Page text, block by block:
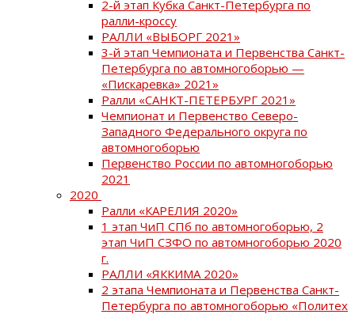
2-й этап Кубка Санкт-Петербурга по
ралли-кроссу
РАЛЛИ «ВЫБОРГ 2021»
3-й этап Чемпионата и Первенства Санкт-
Петербурга по автомногоборью —
«Пискаревка» 2021»
Ралли «САНКТ-ПЕТЕРБУРГ 2021»
Чемпионат и Первенство Северо-
Западного Федерального округа по
автомногоборью
Первенство России по автомногоборью
2021
2020
Ралли «КАРЕЛИЯ 2020»
1 этап ЧиП СПб по автомногоборью, 2
этап ЧиП СЗФО по автомногоборью 2020
г.
РАЛЛИ «ЯККИМА 2020»
2 этапа Чемпионата и Первенства Санкт-
Петербурга по автомногоборью «Политех